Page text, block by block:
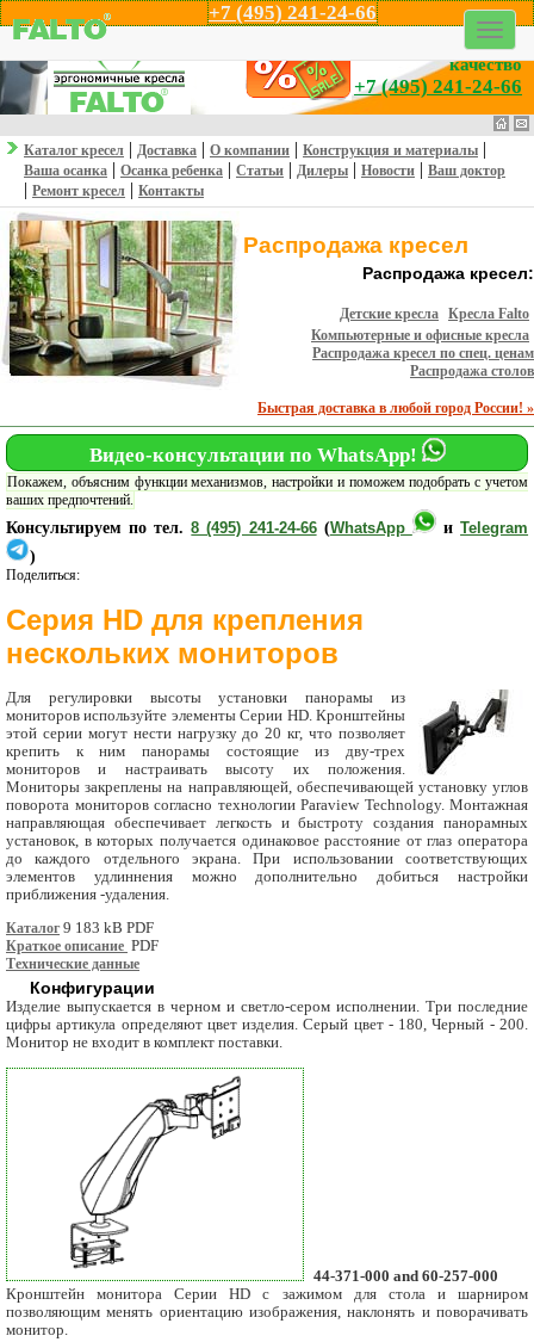
+7 (495) 241-24-66Профессионализм,
эргономика и
качество
+7 (495) 241-24-66
Каталог кресел | Доставка | О компании | Конструкция и материалы |
Ваша осанка | Осанка ребенка | Статьи | Дилеры | Новости | Ваш доктор
| Ремонт кресел | Контакты
Распродажа кресел
Распродажа кресел:
Детские кресла Кресла Falto
Компьютерные и офисные кресла
Распродажа кресел по спец. ценам
Распродажа столов
Быстрая доставка в любой город России! »
Видео-консультации по WhatsApp!
Покажем, объясним функции механизмов, настройки и поможем подобрать с учетом
ваших предпочтений.
Консультируем по тел.8 (495) 241-24-66(WhatsApp иTelegram
)
Поделиться:
Серия HD для крепления
нескольких мониторов
Для регулировки высоты установки панорамы из
мониторов используйте элементы Серии HD. Кронштейны
этой серии могут нести нагрузку до 20 кг, что позволяет
крепить к ним панорамы состоящие из дву-трех
мониторов и настраивать высоту их положения.
Мониторы закреплены на направляющей, обеспечивающей установку углов
поворота мониторов согласно технологии Paraview Technology. Монтажная
направляющая обеспечивает легкость и быстроту создания панорамных
установок, в которых получается одинаковое расстояние от глаз оператора
до каждого отдельного экрана. При использовании соответствующих
элементов удлиннения можно дополнительно добиться настройки
приближения -удаления.
Каталог 9 183 kB PDF
Краткое описание PDF
Технические данные
Конфигурации
Изделие выпускается в черном и светло-сером исполнении. Три последние
цифры артикула определяют цвет изделия. Серый цвет - 180, Черный - 200.
Монитор не входит в комплект поставки.
44-371-000 and 60-257-000
Кронштейн монитора Серии HD с зажимом для стола и шарниром
позволяющим менять ориентацию изображения, наклонять и поворачивать
монитор.